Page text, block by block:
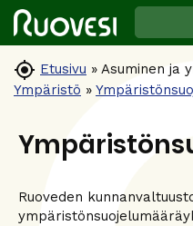
 Etusivu » Asuminen ja
Ympäristö »
Ruoveden